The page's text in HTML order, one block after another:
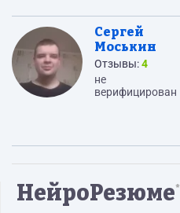
Сергей
Моськин
Отзывы:4
не
верифицирован
НейроРезюме*